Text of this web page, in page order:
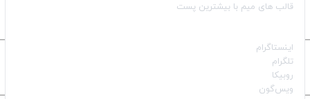
قالب‌ های میم با بیشترین پست
اینستاگرام
تلگرام
روبیکا
ویس‌گون